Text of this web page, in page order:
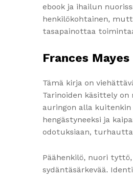
ebook ja ihailun
henkilökohtainen,
tasapainottaa
Frances
Tämä kirja on
Tarinoiden käsittely
auringon alla
hengästyneeksi ja
odotuksiaan,
Päähenkilö, nuori
sydäntäsärkevää.